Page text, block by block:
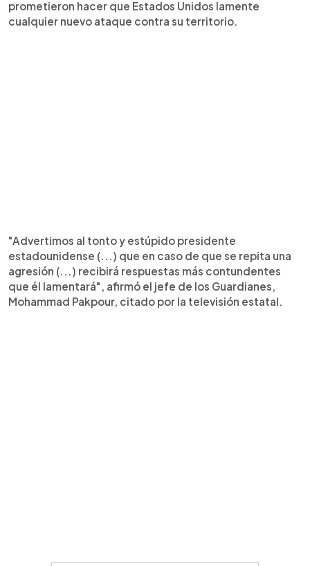
prometieron hacer que Estados Unidos lamente
cualquier nuevo ataque contra su territorio.
"Advertimos al tonto y estúpido presidente
estadounidense (...) que en caso de que se repita una
agresión (...) recibirá respuestas más contundentes
que él lamentará", afirmó el jefe de los Guardianes,
Mohammad Pakpour, citado por la televisión estatal.